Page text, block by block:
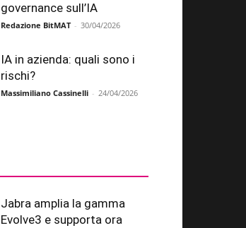
governance sull’IA
Redazione BitMAT - 30/04/2026
IA in azienda: quali sono i
rischi?
Massimiliano Cassinelli - 24/04/2026
Jabra amplia la gamma
Evolve3 e supporta ora